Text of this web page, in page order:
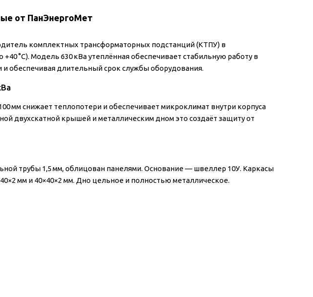
от ПанЭнергоМет
комплектных трансформаторных подстанций (КТПУ) в
°C). Модель 630 кВа утеплённая обеспечивает стабильную работу в
обеспечивая длительный срок службы оборудования.
мм снижает теплопотери и обеспечивает микроклимат внутри корпуса
двухскатной крышей и металлическим дном это создаёт защиту от
трубы 1,5 мм, облицован панелями. Основание — швеллер 10У. Каркасы
мм и 40×40×2 мм. Дно цельное и полностью металлическое.